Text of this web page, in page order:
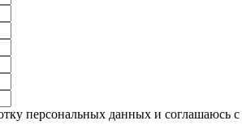
персональных данных и соглашаюсь с